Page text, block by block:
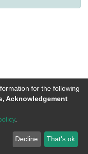
2026 LYRASIS
Feedback
for the following
Acknowledgement
.
Decline That's ok